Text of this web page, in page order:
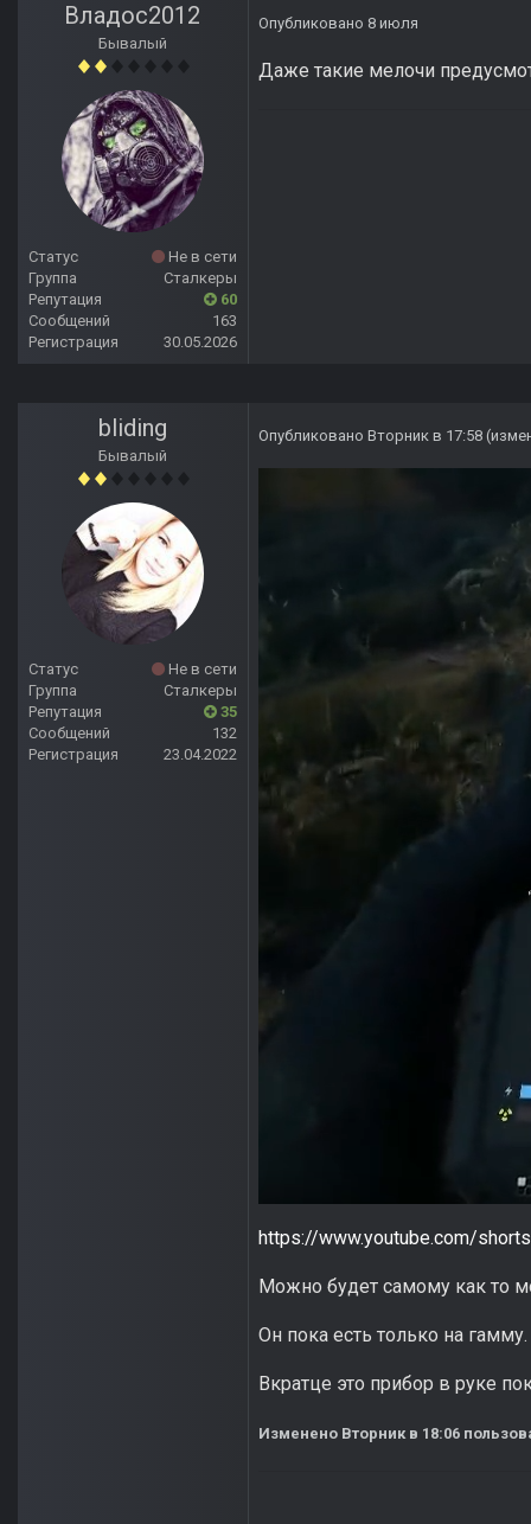
Владос2012
Бывалый
Статус
Не в сети
Группа
Сталкеры
Репутация
60
Сообщений
163
Регистрация
30.05.2026
Опубликовано 8 июля
Даже такие мелочи
bliding
Бывалый
Статус
Не в сети
Группа
Сталкеры
Репутация
35
Сообщений
132
Регистрация
23.04.2022
Опубликовано Вторник в 17:58
https://www.youtube.com/
Можно будет самому как то
Он пока есть только на гамму.
Вкратце это прибор в руке
Изменено Вторник в 18:06